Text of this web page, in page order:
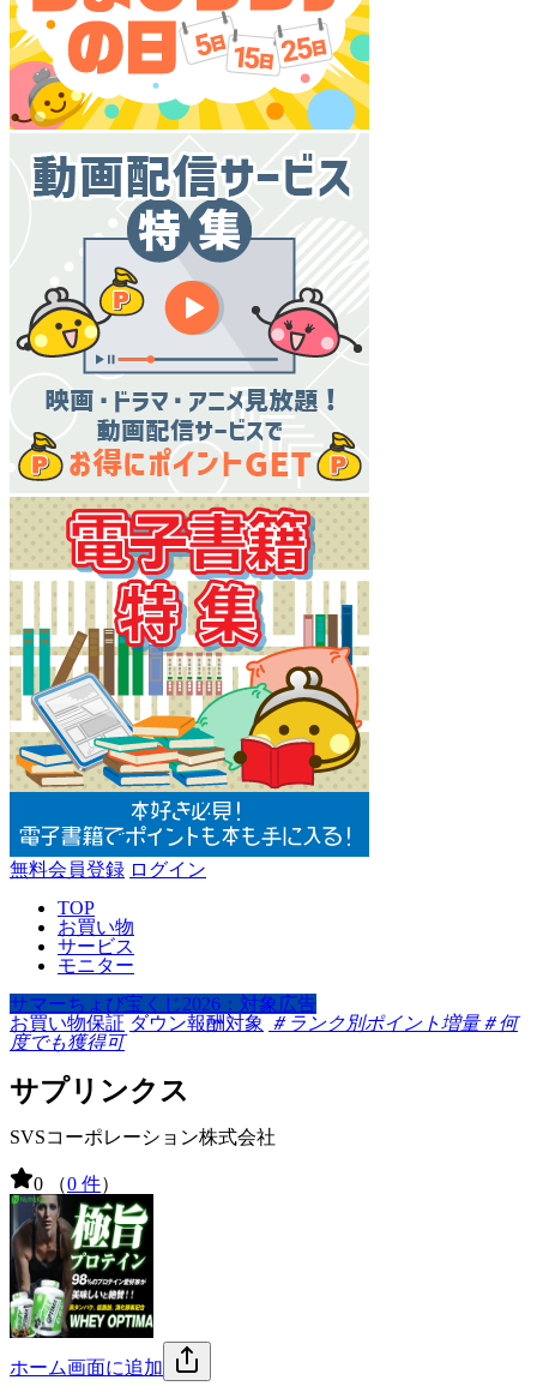
無料会員登録 ログイン
TOP
お買い物
サービス
モニター
サマーちょび宝くじ2026：対象広告
お買い物保証 ダウン報酬対象 ＃ランク別ポイント増量＃何
度でも獲得可
サプリンクス
SVSコーポレーション株式会社
0 （0 件）
ホーム画面に追加